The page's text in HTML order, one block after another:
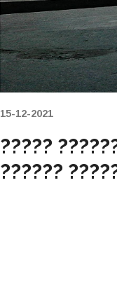
15-12-2021
?????
??????